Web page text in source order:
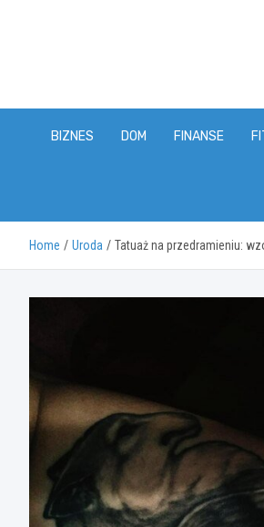
BIZNES DOM FINANSE
Home Uroda Tatuaż na przedramieniu: